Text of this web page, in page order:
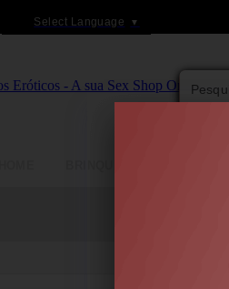
Select Language ▼